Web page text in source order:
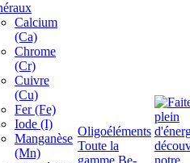
Calcium
(Ca)
Chrome
(Cr)
Cuivre
(Cu)
Fer (Fe)
Iode (I)
Manganèse
(Mn)
Oligoéléments
Toute la